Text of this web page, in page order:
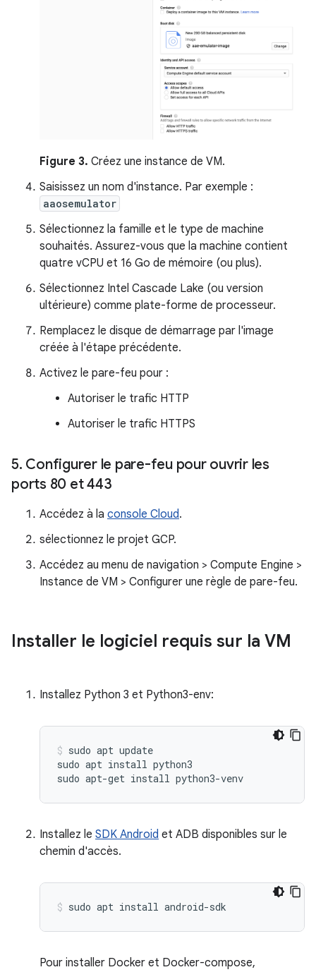
Figure 3. Créez une instance de VM.
Saisissez un nom d'instance. Par exemple :
aaosemulator
Sélectionnez la famille et le type de machine
souhaités. Assurez-vous que la machine contient
quatre vCPU et 16 Go de mémoire (ou plus).
Sélectionnez Intel Cascade Lake (ou version
ultérieure) comme plate-forme de processeur.
Remplacez le disque de démarrage par l'image
créée à l'étape précédente.
Activez le pare-feu pour :
Autoriser le trafic HTTP
Autoriser le trafic HTTPS
5. Configurer le pare-feu pour ouvrir les
ports 80 et 443
Accédez à la console Cloud.
sélectionnez le projet GCP.
Accédez au menu de navigation > Compute Engine >
Instance de VM > Configurer une règle de pare-feu.
Installer le logiciel requis sur la VM
Installez Python 3 et Python3-env:
sudo apt update
sudo apt install python3
Installez le SDK Android et ADB disponibles sur le
chemin d'accès.
Pour installer Docker et Docker-compose,